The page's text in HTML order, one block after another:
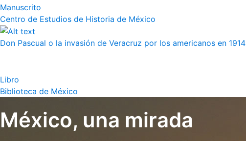
Manuscrito
Centro de Estudios de Historia de México
Don Pascual o la invasión de Veracruz por los americanos en 1914
Libro
Biblioteca de México
México, una mirada